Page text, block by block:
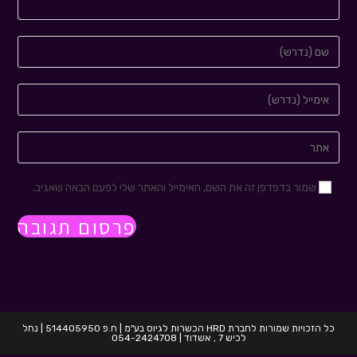
שמור בדפדפן זה את השם, האימייל והאתר שלי לפעם הבאה שאגיב.
כל הזכויות שמורות לחברת HRD הכשרות לגיוס בע"מ | ח.פ 514405950 | נחל
לכיש 7 , אשדוד | 054-2424708